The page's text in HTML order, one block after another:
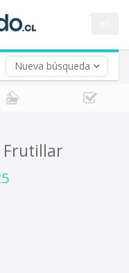
Nueva búsqueda
Frutillar